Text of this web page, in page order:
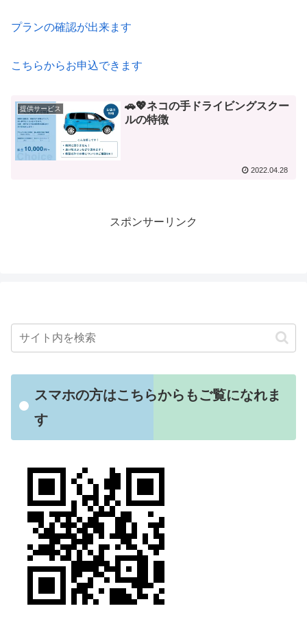
プランの確認が出来ます
こちらからお申込できます
提供サービス
🚗💖ネコの手ドライビングスクー
ルの特徴
2022.04.28
スポンサーリンク
スマホの方はこちらからもご覧になれま
す